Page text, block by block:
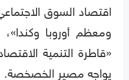
اقتصاد السوق
ومعظم أوروبا
«قاطرة التنمية
يواجه مصير الخصخصة.